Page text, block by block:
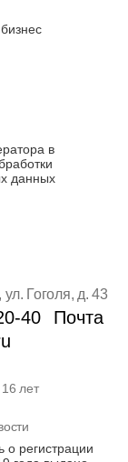
в
данных
Гоголя, д. 43
40
Почта
лет
регистрации